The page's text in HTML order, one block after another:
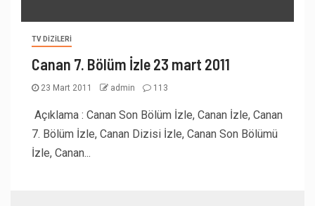
TV DIZILERI
Canan 7. Bölüm İzle 23 mart 2011
23 Mart 2011 admin 113
Açıklama : Canan Son Bölüm İzle, Canan İzle, Canan
7. Bölüm İzle, Canan Dizisi İzle, Canan Son Bölümü
İzle, Canan...